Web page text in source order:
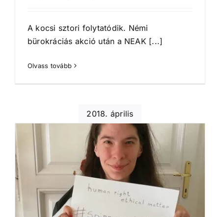
A kocsi sztori folytatódik. Némi
bürokráciás akció után a NEAK [...]
Olvass tovább
2018. április